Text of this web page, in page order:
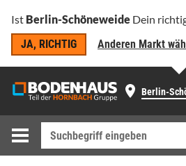
Ist Berlin-Schöneweide Dein
JA, RICHTIG
Anderen Markt
Berlin-